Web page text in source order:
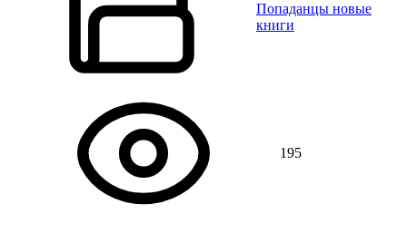
Попаданцы новые
книги
195